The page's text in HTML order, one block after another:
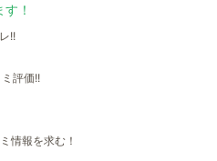
！
!!
評価!!
情報を求む！